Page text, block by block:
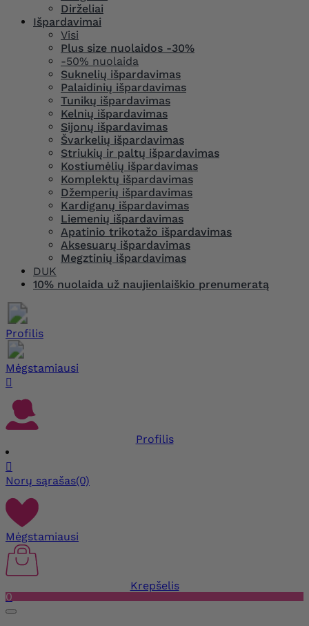
Dirželiai
Išpardavimai
Visi
Plus size nuolaidos -30%
-50% nuolaida
Suknelių išpardavimas
Palaidinių išpardavimas
Tunikų išpardavimas
Kelnių išpardavimas
Sijonų išpardavimas
Švarkelių išpardavimas
Striukių ir paltų išpardavimas
Kostiumėlių išpardavimas
Komplektų išpardavimas
Džemperių išpardavimas
Kardiganų išpardavimas
Liemenių išpardavimas
Apatinio trikotažo išpardavimas
Aksesuarų išpardavimas
Megztinių išpardavimas
DUK
10% nuolaida už naujienlaiškio prenumeratą
Profilis
Mėgstamiausi

Profilis

Norų sąrašas(0)
Mėgstamiausi
Krepšelis
0